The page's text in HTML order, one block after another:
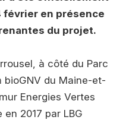
février en présence
du projet.
à côté du Parc
bioGNV du Maine-et-
Energies Vertes
2017 par LBG